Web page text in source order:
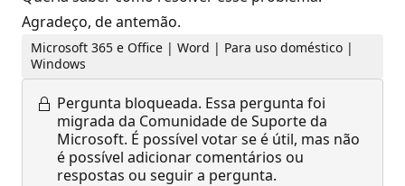
Agradeço, de antemão.
Microsoft 365 e Office | Word | Para uso doméstico |
Windows
Pergunta bloqueada. Essa pergunta foi
migrada da Comunidade de Suporte da
Microsoft. É possível votar se é útil, mas não
é possível adicionar comentários ou
respostas ou seguir a pergunta.